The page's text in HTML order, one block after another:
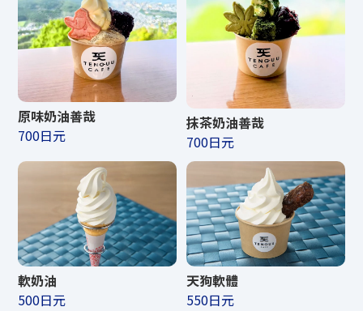
原味奶油善哉
700日元
抹茶奶油善哉
700日元
軟奶油
500日元
天狗軟體
550日元